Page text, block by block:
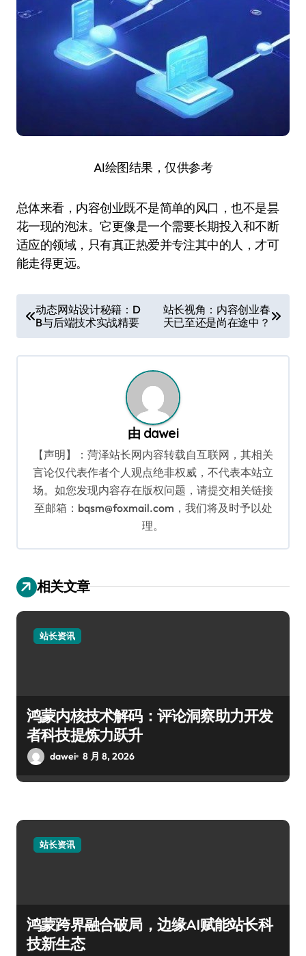
AI绘图结果，仅供参考
总体来看，内容创业既不是简单的风口，也不是昙
花一现的泡沫。它更像是一个需要长期投入和不断
适应的领域，只有真正热爱并专注其中的人，才可
能走得更远。
章
导
动态网站设计秘籍：D
B与后端技术实战精要
站长视角：内容创业春
天已至还是尚在途中？
由 dawei
【声明】：菏泽站长网内容转载自互联网，其相关
言论仅代表作者个人观点绝非权威，不代表本站立
场。如您发现内容存在版权问题，请提交相关链接
至邮箱：bqsm@foxmail.com，我们将及时予以处
理。
相关文章
站长资讯
鸿蒙内核技术解码：评论洞察助力开发
者科技提炼力跃升
dawei 8 月 8, 2026
站长资讯
鸿蒙跨界融合破局，边缘AI赋能站长科
技新生态